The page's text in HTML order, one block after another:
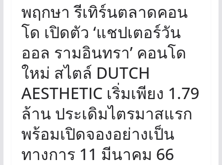
พฤกษา รีเทิร์นตลาดคอน
โด เปิดตัว ‘แชปเตอร์วัน
ออล รามอินทรา’ คอนโด
ใหม่ สไตล์ DUTCH
AESTHETIC เริ่มเพียง 1.79
ล้าน ประเดิมไตรมาสแรก
พร้อมเปิดจองอย่างเป็น
ทางการ 11 มีนาคม 66